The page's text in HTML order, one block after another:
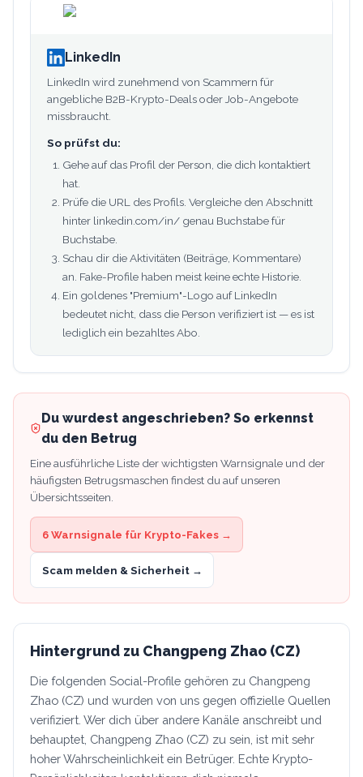
LinkedIn
LinkedIn wird zunehmend von Scammern für
angebliche B2B-Krypto-Deals oder Job-Angebote
missbraucht.
So prüfst du:
Gehe auf das Profil der Person, die dich kontaktiert
hat.
Prüfe die URL des Profils. Vergleiche den Abschnitt
hinter linkedin.com/in/ genau Buchstabe für
Buchstabe.
Schau dir die Aktivitäten (Beiträge, Kommentare)
an. Fake-Profile haben meist keine echte Historie.
Ein goldenes "Premium"-Logo auf LinkedIn
bedeutet nicht, dass die Person verifiziert ist — es ist
lediglich ein bezahltes Abo.
Du wurdest angeschrieben? So erkennst
du den Betrug
Eine ausführliche Liste der wichtigsten Warnsignale und der
häufigsten Betrugsmaschen findest du auf unseren
Übersichtsseiten.
6 Warnsignale für Krypto-Fakes →
Scam melden & Sicherheit →
Hintergrund zu Changpeng Zhao (CZ)
Die folgenden Social-Profile gehören zu Changpeng
Zhao (CZ) und wurden von uns gegen offizielle Quellen
verifiziert. Wer dich über andere Kanäle anschreibt und
behauptet, Changpeng Zhao (CZ) zu sein, ist mit sehr
hoher Wahrscheinlichkeit ein Betrüger. Echte Krypto-